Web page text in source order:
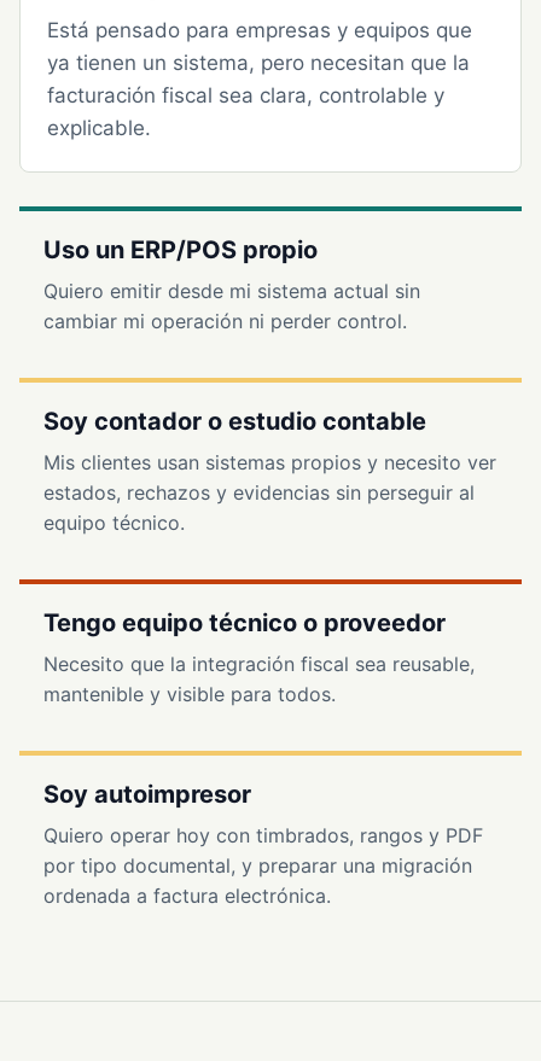
Está pensado para empresas y equipos que
ya tienen un sistema, pero necesitan que la
facturación fiscal sea clara, controlable y
explicable.
Uso un ERP/POS propio
Quiero emitir desde mi sistema actual sin
cambiar mi operación ni perder control.
Soy contador o estudio contable
Mis clientes usan sistemas propios y necesito ver
estados, rechazos y evidencias sin perseguir al
equipo técnico.
Tengo equipo técnico o proveedor
Necesito que la integración fiscal sea reusable,
mantenible y visible para todos.
Soy autoimpresor
Quiero operar hoy con timbrados, rangos y PDF
por tipo documental, y preparar una migración
ordenada a factura electrónica.